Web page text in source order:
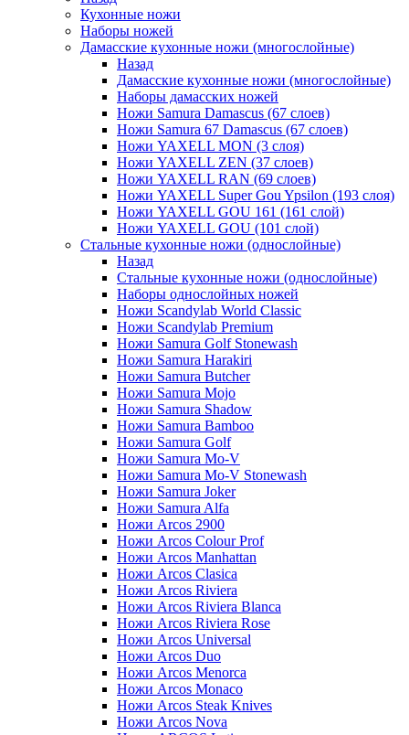
Кухонные ножи
Наборы ножей
Дамасские кухонные ножи (многослойные)
Назад
Дамасские кухонные ножи (многослойные)
Наборы дамасских ножей
Ножи Samura Damascus (67 слоев)
Ножи Samura 67 Damascus (67 слоев)
Ножи YAXELL MON (3 слоя)
Ножи YAXELL ZEN (37 слоев)
Ножи YAXELL RAN (69 слоев)
Ножи YAXELL Super Gou Ypsilon (193 слоя)
Ножи YAXELL GOU 161 (161 слой)
Ножи YAXELL GOU (101 слой)
Стальные кухонные ножи (однослойные)
Назад
Стальные кухонные ножи (однослойные)
Наборы однослойных ножей
Ножи Scandylab World Classic
Ножи Scandylab Premium
Ножи Samura Golf Stonewash
Ножи Samura Harakiri
Ножи Samura Butcher
Ножи Samura Mojo
Ножи Samura Shadow
Ножи Samura Bamboo
Ножи Samura Golf
Ножи Samura Mo-V
Ножи Samura Mo-V Stonewash
Ножи Samura Joker
Ножи Samura Alfa
Ножи Arcos 2900
Ножи Arcos Colour Prof
Ножи Arcos Manhattan
Ножи Arcos Clasica
Ножи Arcos Riviera
Ножи Arcos Riviera Blanca
Ножи Arcos Riviera Rose
Ножи Arcos Universal
Ножи Arcos Duo
Ножи Arcos Menorca
Ножи Arcos Monaco
Ножи Arcos Steak Knives
Ножи Arcos Nova